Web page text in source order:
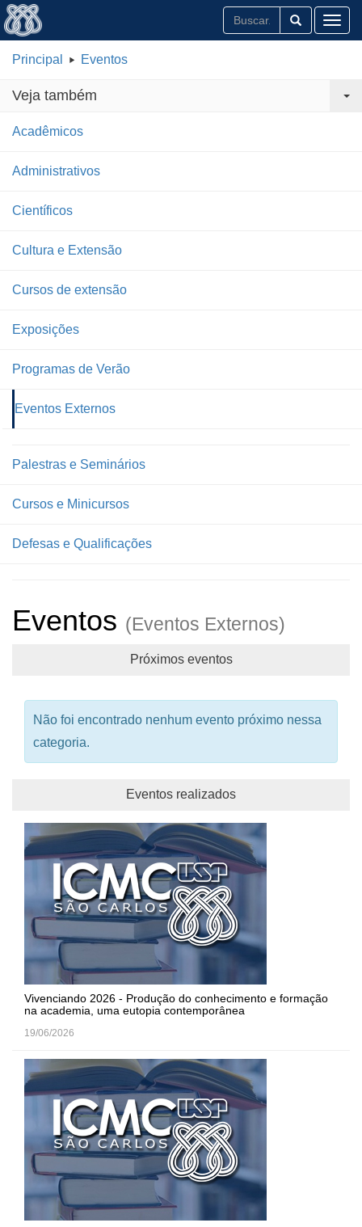
Principal Eventos
Veja também
Acadêmicos
Administrativos
Científicos
Cultura e Extensão
Cursos de extensão
Exposições
Programas de Verão
Eventos Externos
Palestras e Seminários
Cursos e Minicursos
Defesas e Qualificações
Eventos (Eventos Externos)
Próximos eventos
Não foi encontrado nenhum evento próximo nessa
categoria.
Eventos realizados
Vivenciando 2026 - Produção do conhecimento e formação
na academia, uma eutopia contemporânea
19/06/2026